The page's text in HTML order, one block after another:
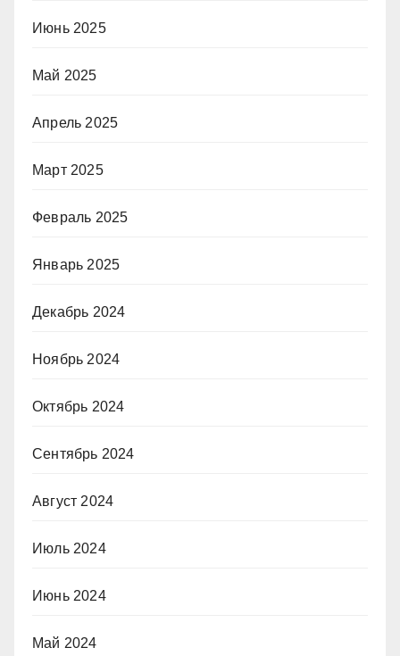
Июнь 2025
Май 2025
Апрель 2025
Март 2025
Февраль 2025
Январь 2025
Декабрь 2024
Ноябрь 2024
Октябрь 2024
Сентябрь 2024
Август 2024
Июль 2024
Июнь 2024
Май 2024